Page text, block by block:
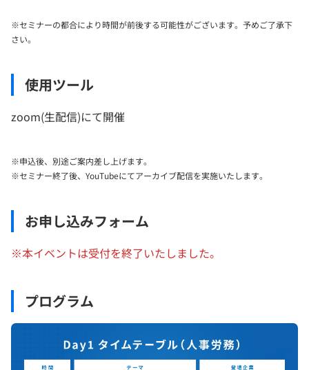
※セミナーの都合により時間が前後する可能性がございます。予めご了承下
さい。
使用ツール
zoom(生配信)にて開催
※申込後、別途ご案内差し上げます。
※セミナー終了後、YouTubeにてアーカイブ配信を実施いたします。
お申し込みフォーム
※本イベントは受付を終了いたしました。
プログラム